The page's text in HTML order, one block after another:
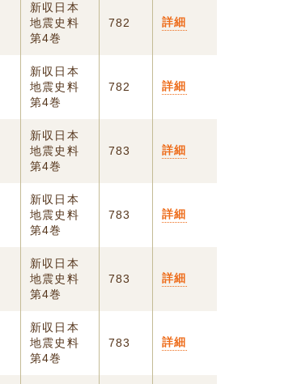
新収日本
地震史料
第4巻
782 詳細
新収日本
地震史料
第4巻
782 詳細
新収日本
地震史料
第4巻
783 詳細
新収日本
地震史料
第4巻
783 詳細
新収日本
地震史料
第4巻
783 詳細
新収日本
地震史料
第4巻
783 詳細